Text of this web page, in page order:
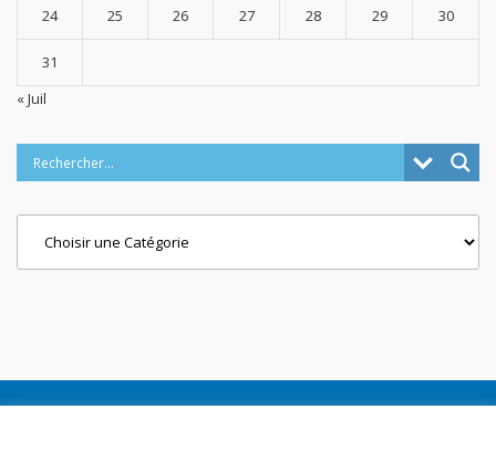
24 25 26 27 28 29 30
31
« Juil